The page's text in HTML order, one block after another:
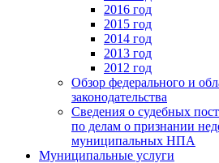
2016 год
2015 год
2014 год
2013 год
2012 год
Обзор федерального и
законодательства
Сведения о судебных
по делам о признании
муниципальных НПА
Муниципальные услуги